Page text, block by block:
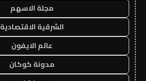
مجلة الاسهم
الشرقية الاقتصادية
عالم الايفون
مدونة كوكان